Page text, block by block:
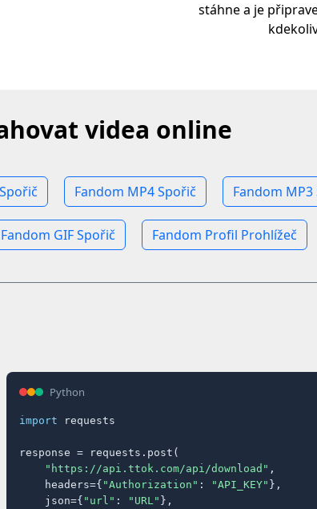
stáhne a je
videa online
Fandom MP4 Spořič Fandom MP3
Fandom GIF Spořič Fandom Profil Prohlížeč
Python
import requests
response = requests.post(
"https://api.ttok.com/api/download" ,
    headers={
"Authorization" : "API_KEY" },
    json={
"url" : "URL" },